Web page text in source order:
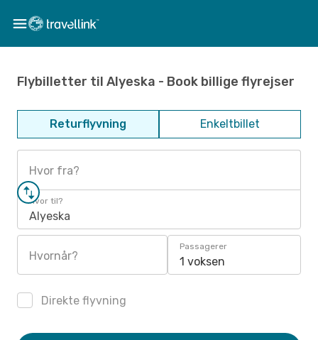
Flybilletter til Alyeska - Book billige flyrejser
Returflyvning Enkeltbillet
Hvor fra?
Hvor til?
Alyeska
Hvornår?
Passagerer
1 voksen
Direkte flyvning